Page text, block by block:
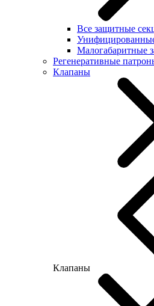
Все защитные
Малогабаритные
Регенеративные
Клапаны
Клапаны